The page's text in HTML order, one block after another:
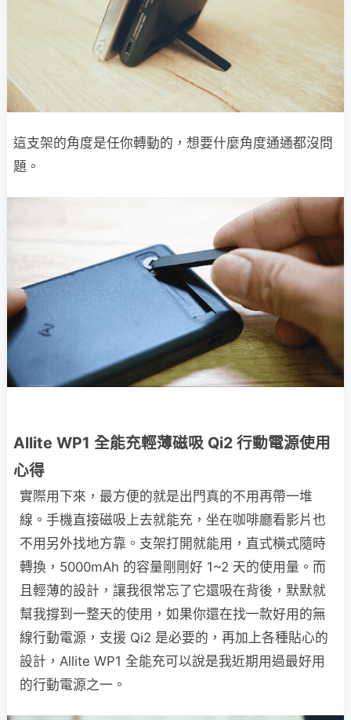
這支架的角度是任你轉動的，想要什麼角度通通都沒問
題。
Allite WP1 全能充輕薄磁吸 Qi2 行動電源使用
心得
實際用下來，最方便的就是出門真的不用再帶一堆
線。手機直接磁吸上去就能充，坐在咖啡廳看影片也
不用另外找地方靠。支架打開就能用，直式橫式隨時
轉換，5000mAh 的容量剛剛好 1~2 天的使用量。而
且輕薄的設計，讓我很常忘了它還吸在背後，默默就
幫我撐到一整天的使用，如果你還在找一款好用的無
線行動電源，支援 Qi2 是必要的，再加上各種貼心的
設計，Allite WP1 全能充可以說是我近期用過最好用
的行動電源之一。